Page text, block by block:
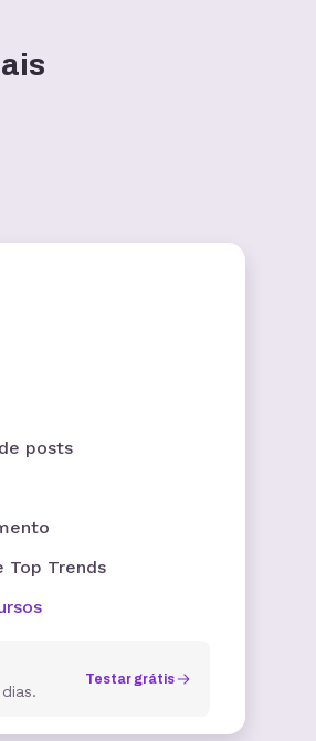
posts
Top Trends
Testar grátis